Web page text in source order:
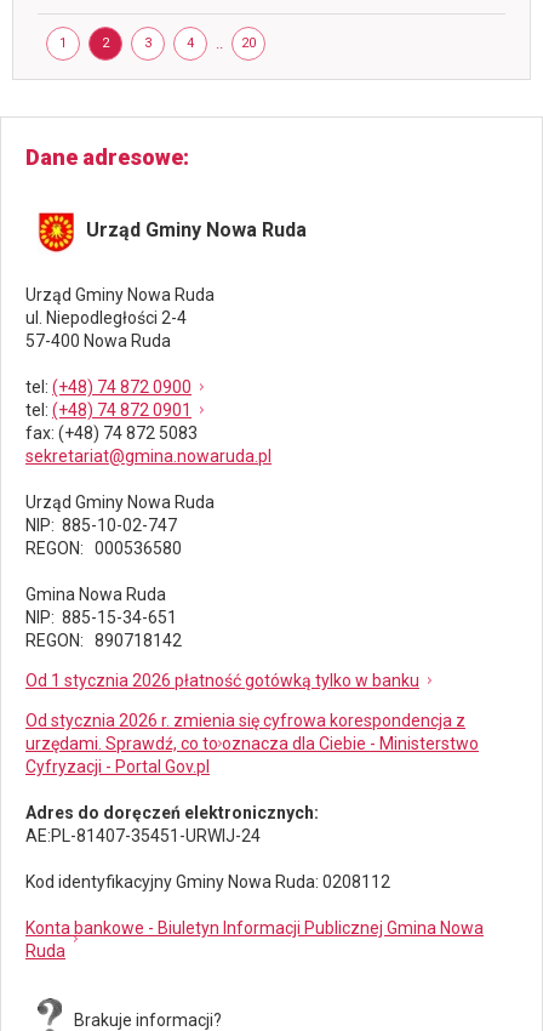
StronaSTRONA
1 STRONA
2 STRONA
3 STRONA
4 STRONA
20
Dane adresowe
Urząd Gminy Nowa Ruda
Urząd Gminy Nowa Ruda
ul. Niepodległości 2-4
57-400 Nowa Ruda
tel : (+48) 74 872 0900
tel : (+48) 74 872 0901
fax: (+48) 74 872 5083
sekretariat@gmina.nowaruda.pl
Urząd Gminy Nowa Ruda
NIP: 885-10-02-747
REGON: 000536580
Gmina Nowa Ruda
NIP: 885-15-34-651
REGON: 890718142
Od 1 stycznia 2026 płatność gotówką tylko w banku
Od stycznia 2026 r. zmienia się cyfrowa korespondencja z
urzędami. Sprawdź, co to oznacza dla Ciebie - Ministerstwo
Cyfryzacji - Portal Gov.pl
Adres do doręczeń elektronicznych:
AE:PL-81407-35451-URWIJ-24
Kod identyfikacyjny Gminy Nowa Ruda: 0208112
Konta bankowe - Biuletyn Informacji Publicznej Gmina Nowa
Ruda
Brakuje informacji?